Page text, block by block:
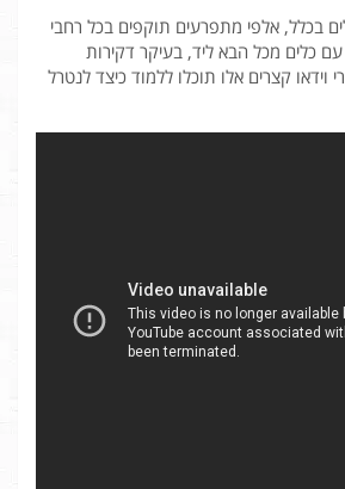
בכלל, אלפי מתפרעים תוקפים בכל רחבי
כלים מכל הבא ליד, בעיקר דקירות
וידאו קצרים אלו תוכלו ללמוד כיצד לנטרל